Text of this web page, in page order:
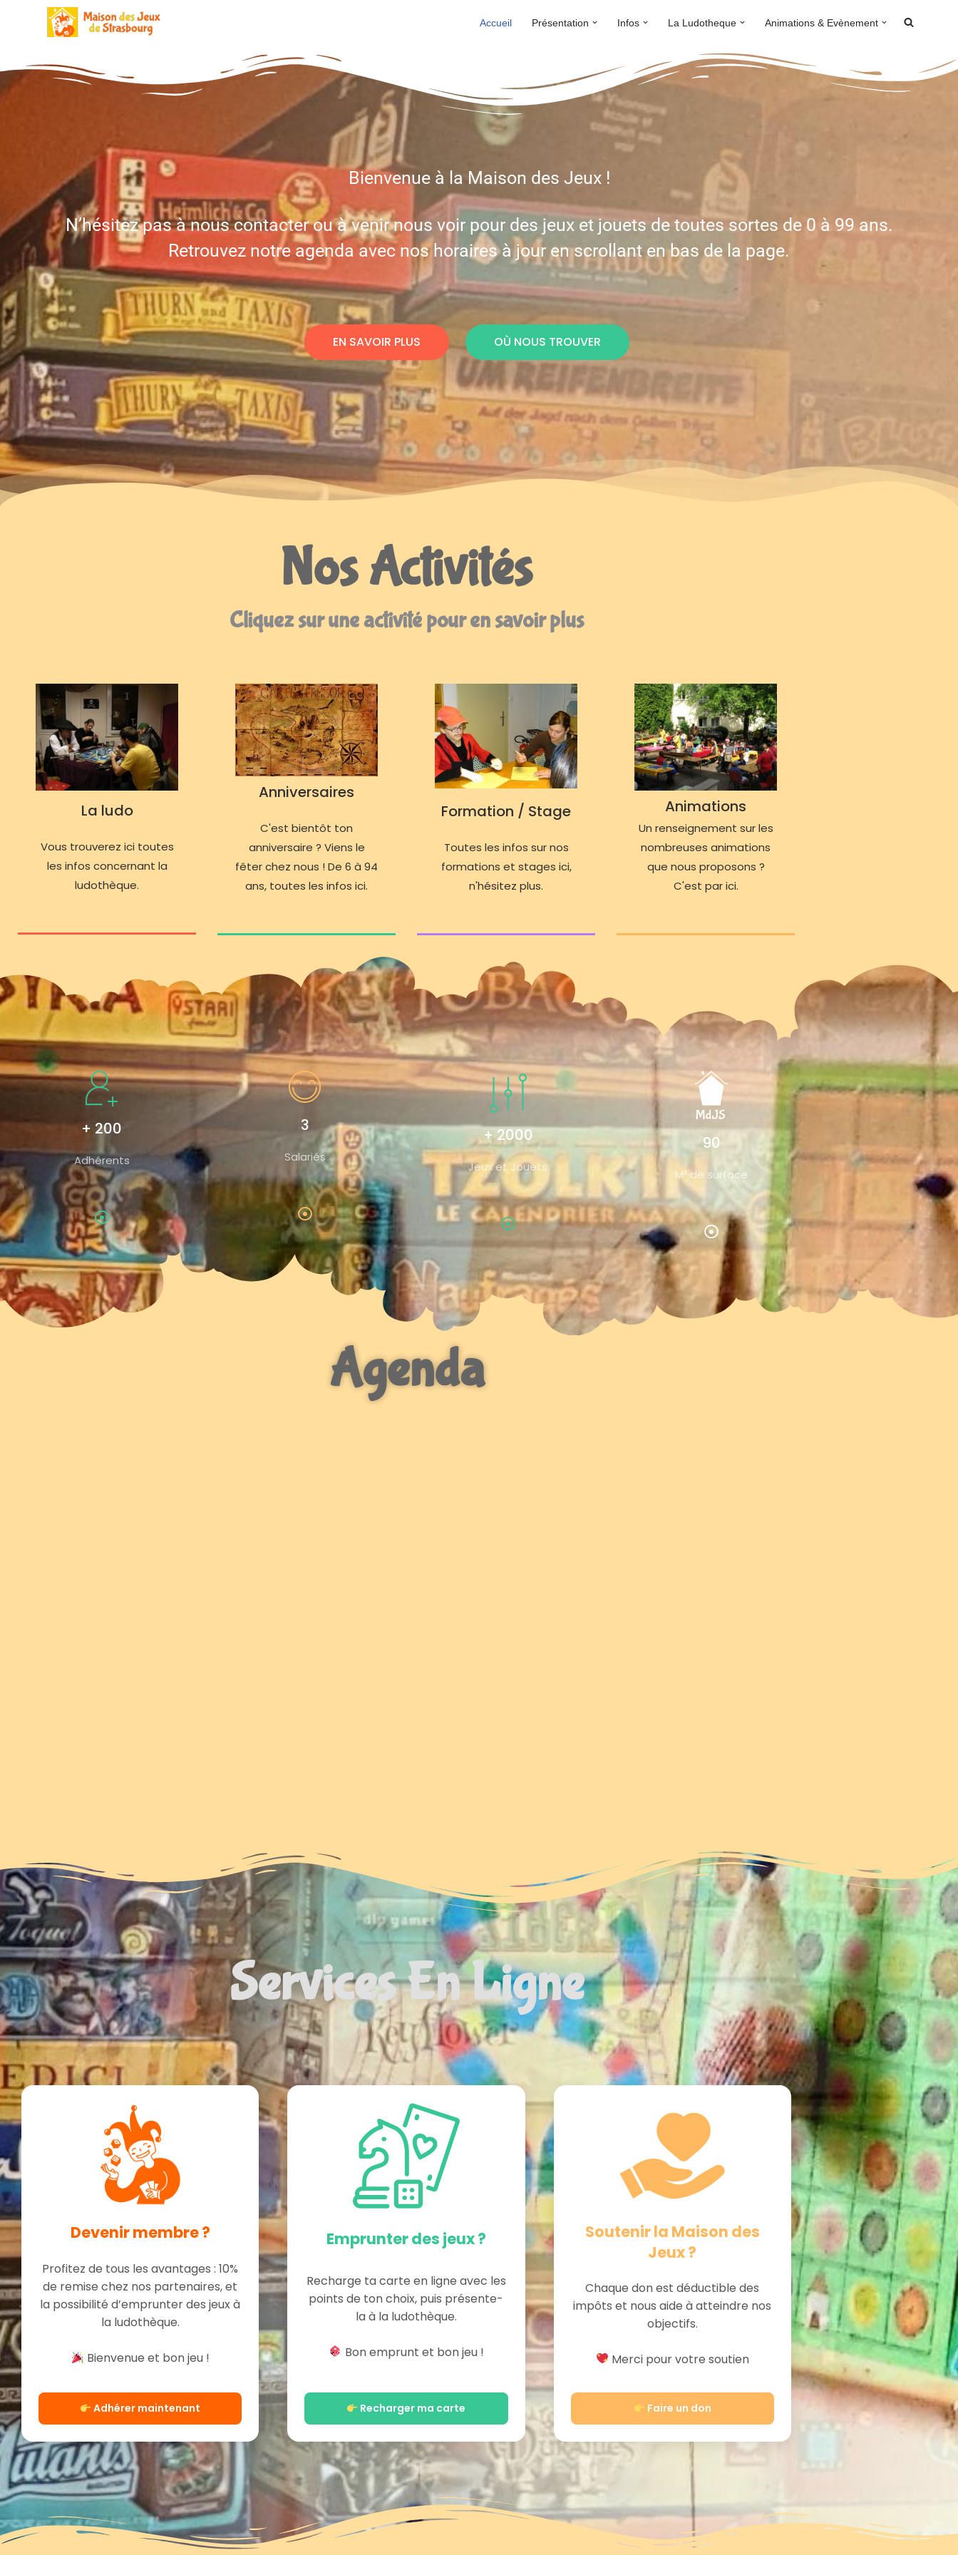
contenu
Accueil Présentation Infos La Ludotheque Animations & Evènement
Bienvenue à la Maison des Jeux !
N’hésitez pas à nous contacter ou à venir nous voir pour des jeux et jouets de toutes sortes de 0 à 99 ans.
Retrouvez notre agenda avec nos horaires à jour en scrollant en bas de la page.
EN SAVOIR PLUS OÙ NOUS TROUVER
Nos Activités
Cliquez sur une activité pour en savoir plus
La ludo
Vous trouverez ici toutes
les infos concernant la
ludothèque.
Anniversaires
C'est bientôt ton
anniversaire ? Viens le
fêter chez nous ! De 6 à 94
ans, toutes les infos ici.
Formation / Stage
Toutes les infos sur nos
formations et stages ici,
n'hésitez plus.
Animations
Un renseignement sur les
nombreuses animations
que nous proposons ?
C'est par ici.
+ 200
Adhérents
3
Salariés
+ 2000
Jeux et Jouets
90
M² de surface
Agenda
Services En Ligne
Devenir membre ?
Profitez de tous les avantages : 10%
de remise chez nos partenaires, et
la possibilité d’emprunter des jeux à
la ludothèque.
Bienvenue et bon jeu !
Adhérer maintenant
Emprunter des jeux ?
Recharge ta carte en ligne avec les
points de ton choix, puis présente-
la à la ludothèque.
Bon emprunt et bon jeu !
Recharger ma carte
Soutenir la Maison des
Jeux ?
Chaque don est déductible des
impôts et nous aide à atteindre nos
objectifs.
Merci pour votre soutien
Faire un don